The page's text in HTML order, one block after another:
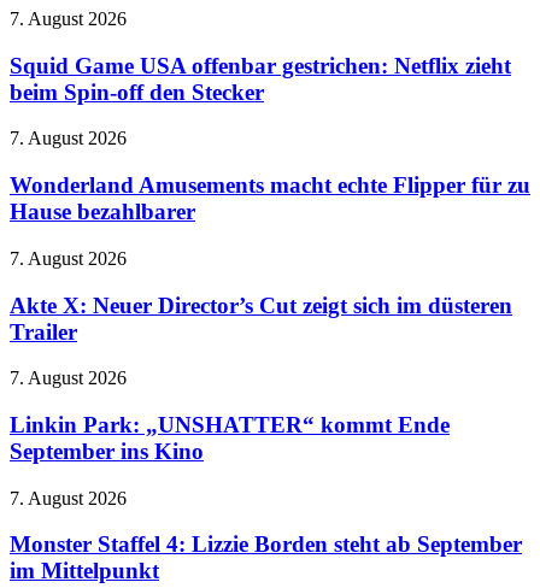
Facebook
Instagram
an
Der
trägt
Prada
–
randaliert
wieder
im
Squid
USA
offenbar
gestrichen:
zieht
Spin-
off
Stecker
7. August 2026
Squid Game USA offenbar gestrichen: Netflix zieht
beim Spin-off den Stecker
Wonderland
macht
echte
Flipper
zu
bezahlbarer
7. August 2026
Wonderland Amusements macht echte Flipper für zu
Hause bezahlbarer
Akte
Neuer
Director’s
Cut
sich
düsteren
Trailer
7. August 2026
Akte X: Neuer Director’s Cut zeigt sich im düsteren
Trailer
Linkin
„UNSHATTER“
kommt
Ende
ins
7. August 2026
Linkin Park: „UNSHATTER“ kommt Ende
September ins Kino
Monster
4:
Lizzie
Borden
7. August 2026
Monster Staffel 4: Lizzie Borden steht ab September
im Mittelpunkt